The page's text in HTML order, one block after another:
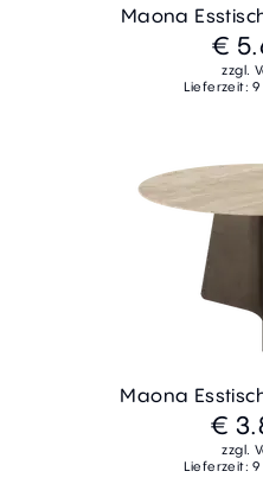
Maona
€
zzgl.
Lieferzeit:
Maona
€
zzgl.
Lieferzeit: